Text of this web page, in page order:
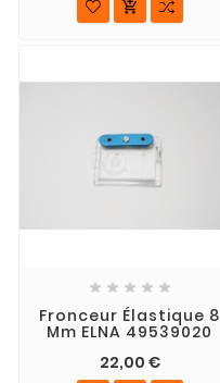

    
Fronceur Élastique 8
Mm ELNA 49539020
22,00 €